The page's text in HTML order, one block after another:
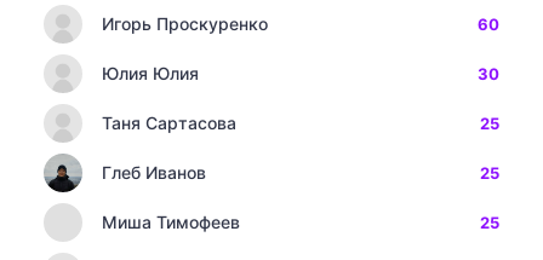
Игорь Проскуренко 60
Юлия Юлия 30
Таня Сартасова 25
Глеб Иванов 25
Миша Тимофеев 25